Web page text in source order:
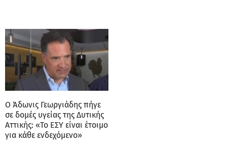
Ο Άδωνις Γεωργιάδης πήγε
σε δομές υγείας της Δυτικής
Αττικής: «Το ΕΣΥ είναι έτοιμο
για κάθε ενδεχόμενο»